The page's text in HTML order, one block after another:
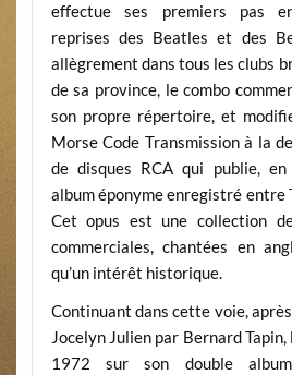
effectue ses premiers pas
reprises des Beatles et des
allègrement dans tous les clubs
de sa province, le combo
son propre répertoire, et
Morse Code Transmission à la
de disques RCA qui publie,
album éponyme enregistré
Cet opus est une collection
commerciales, chantées en
qu’un intérêt historique.
Continuant dans cette voie,
Jocelyn Julien par Bernard
1972 sur son double